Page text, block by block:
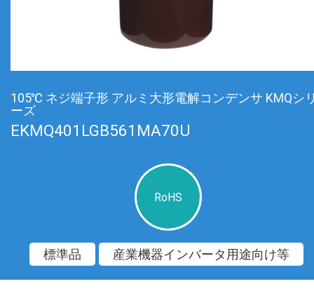
105℃ ネジ端子形 アルミ大形電解コンデンサ KMQシ
ーズ
EKMQ401LGB561MA70U
RoHS
標準品 産業機器インバータ用途向け等